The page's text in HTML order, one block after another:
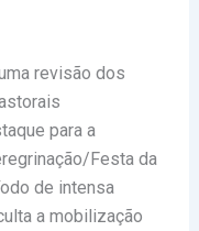
revisão dos
para a
Festa da
de intensa
a mobilização